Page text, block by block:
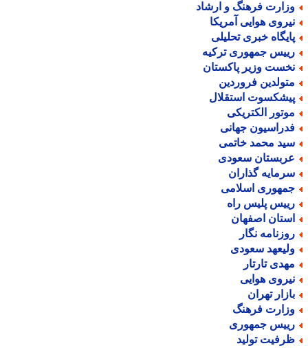
فرهنگ و ارشاد
هوایی آمریکا
خبری تحلیلی
جمهوری ترکیه
وزیر پاکستان
فروردین
استقلال
الکتریکی
جهانی
محمد خاتمی
سعودی
گذاران
اسلامی
پلیس راه
اصفهان
نگار
سعودی
تارتار
هوایی
تهران
فرهنگ
جمهوری
تولید